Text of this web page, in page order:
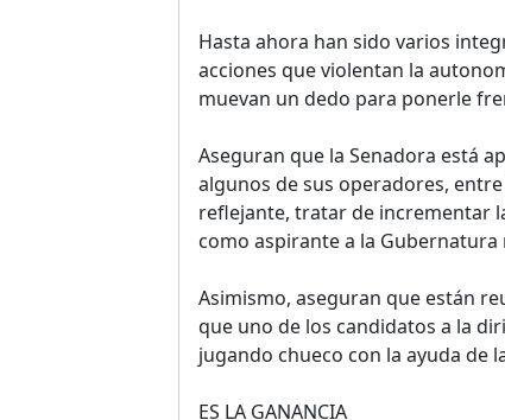
Hasta ahora han sido varios
acciones que violentan la
muevan un dedo para ponerle
Aseguran que la Senadora está
algunos de sus operadores,
reflejante, tratar de incrementar
como aspirante a la Gubernatura
Asimismo, aseguran que están
que uno de los candidatos a la
jugando chueco con la ayuda de
ES LA GANANCIA